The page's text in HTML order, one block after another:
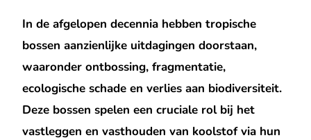
In de afgelopen decennia hebben tropische
bossen aanzienlijke uitdagingen doorstaan,
waaronder ontbossing, fragmentatie,
ecologische schade en verlies aan biodiversiteit.
Deze bossen spelen een cruciale rol bij het
vastleggen en vasthouden van koolstof via hun